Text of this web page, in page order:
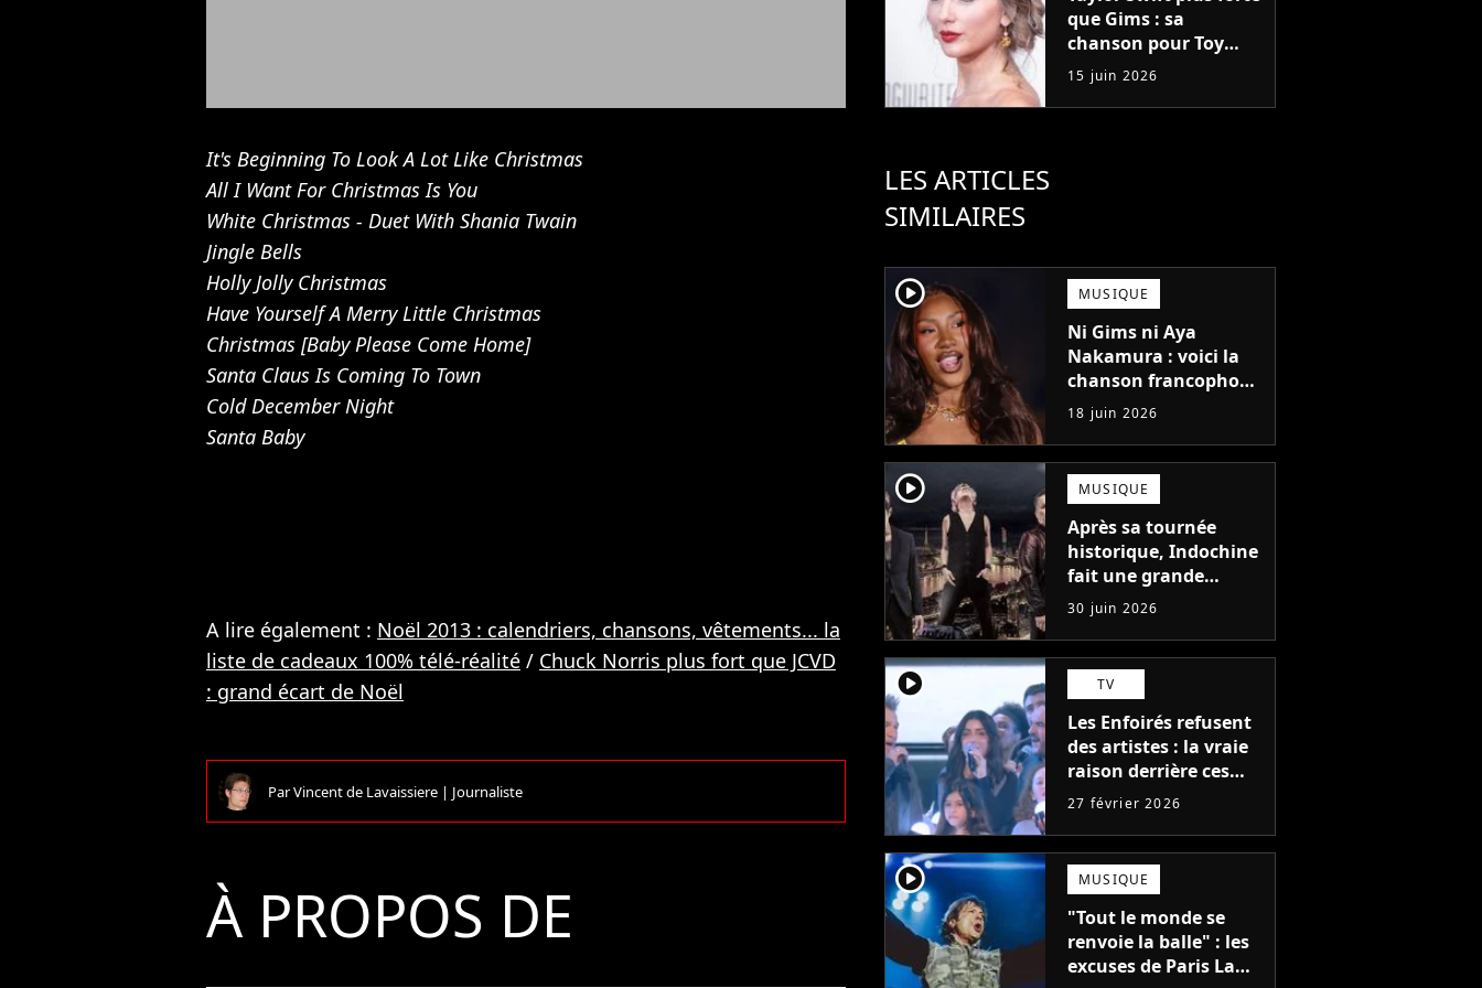
It's Beginning To Look A Lot Like Christmas
All I Want For Christmas Is You
White Christmas - Duet With Shania Twain
Jingle Bells
Holly Jolly Christmas
Have Yourself A Merry Little Christmas
Christmas [Baby Please Come Home]
Santa Claus Is Coming To Town
Cold December Night
Santa Baby
A lire également : Noël 2013 : calendriers, chansons, vêtements... la
liste de cadeaux 100% télé-réalité / Chuck Norris plus fort que JCVD
: grand écart de Noël
ParVincent de Lavaissiere | Journaliste
À PROPOS DE
que Gims : sa
chanson pour Toy
Story 5 fait un carton
en France, les chiffres
!
15 juin 2026
LES ARTICLES
SIMILAIRES
player2 MUSIQUE
Ni Gims ni Aya
Nakamura : voici la
chanson francophone
la plus écoutée à
l'étranger en 2025 !
18 juin 2026
player2 MUSIQUE
Après sa tournée
historique, Indochine
fait une grande
annonce que
personne n'attendait
30 juin 2026
player2 TV
Les Enfoirés refusent
des artistes : la vraie
raison derrière ces
recalés du casting
27 février 2026
player2 MUSIQUE
"Tout le monde se
renvoie la balle" : les
excuses de Paris La